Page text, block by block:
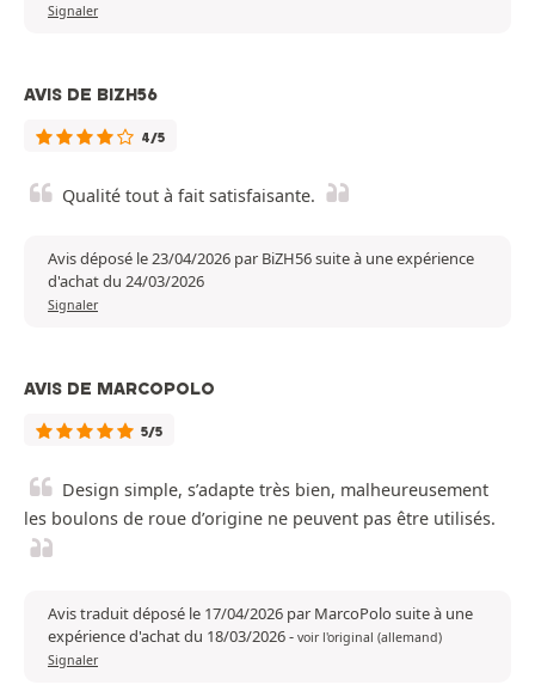
Signaler
AVIS DE BIZH56
4/5
Qualité tout à fait satisfaisante.
Avis déposé le 23/04/2026 par BiZH56 suite à une expérience
d'achat du 24/03/2026
Signaler
AVIS DE MARCOPOLO
5/5
Design simple, s’adapte très bien, malheureusement
les boulons de roue d’origine ne peuvent pas être utilisés.
Avis traduit déposé le 17/04/2026 par MarcoPolo suite à une
expérience d'achat du 18/03/2026- voir l'original (allemand)
Signaler